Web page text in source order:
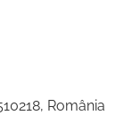
România